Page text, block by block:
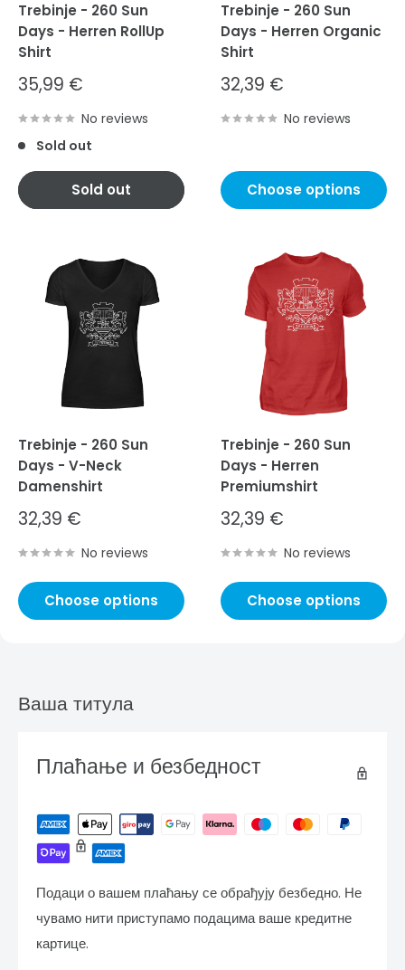
Trebinje - 260 Sun
Days - Herren RollUp
Shirt
Sale
price
35,99 €
No reviews
Sold out
Sold out
Trebinje - 260 Sun
Days - Herren Organic
Shirt
Sale
price
32,39 €
No reviews
Choose options
Trebinje - 260 Sun
Days - V-Neck
Damenshirt
Sale
price
32,39 €
No reviews
Choose options
Trebinje - 260 Sun
Days - Herren
Premiumshirt
Sale
price
32,39 €
No reviews
Choose options
Ваша титула
Плаћање и безбедност
Подаци о вашем плаћању се обрађују безбедно. Не
чувамо нити приступамо подацима ваше кредитне
картице.